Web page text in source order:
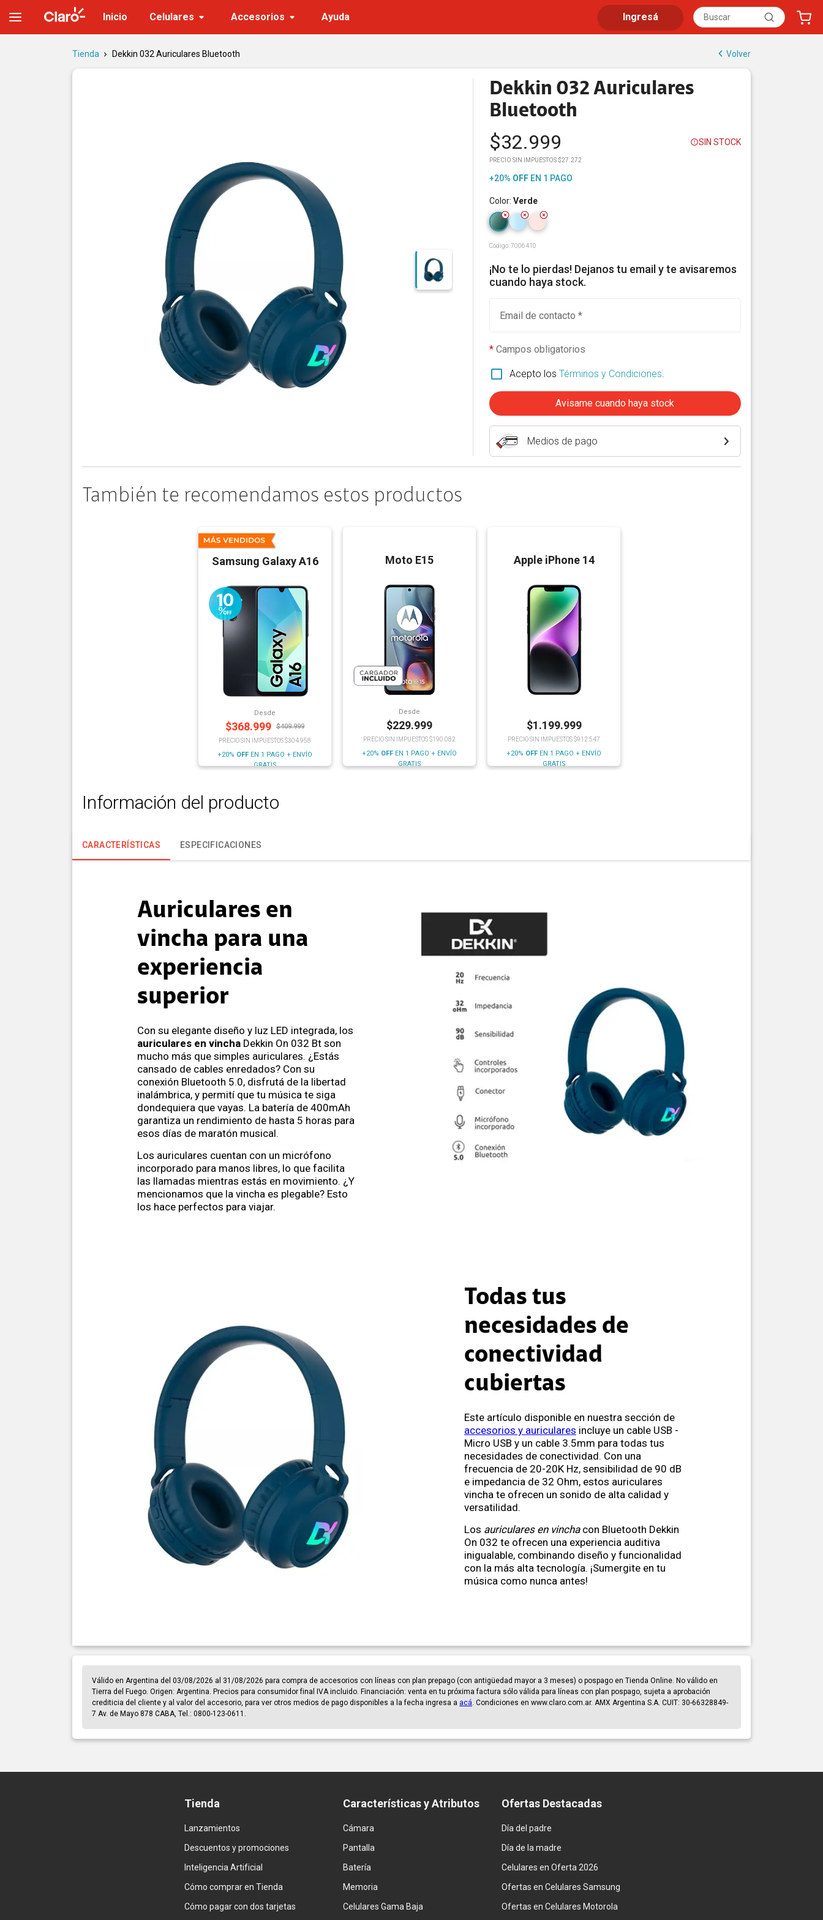
Inicio Celulares Accesorios Ayuda Ingresá
Tienda Dekkin 032 Auriculares Bluetooth Volver
Dekkin 032 Auriculares
Bluetooth
$32.999 SIN STOCK
PRECIO SIN IMPUESTOS $27.272
+20% OFFEN 1 PAGO
Color: Verde
Código:7006410
¡No te lo pierdas! Dejanos tu email y te avisaremos
cuando haya stock.
Email de contacto *
* Campos obligatorios
Acepto los Términos y Condiciones.
Avisame cuando haya stock
Medios de pago
También te recomendamos estos productos
Samsung Galaxy A16
Desde
$368.999 $409.999
PRECIO SIN IMPUESTOS $304.958
+20% OFF EN 1 PAGO + ENVÍO
GRATIS
Moto E15
Desde
$229.999
PRECIO SIN IMPUESTOS $190.082
+20% OFF EN 1 PAGO + ENVÍO
GRATIS
Apple iPhone 14
$1.199.999
PRECIO SIN IMPUESTOS $912.547
+20% OFF EN 1 PAGO + ENVÍO
GRATIS
Información del producto
CARACTERÍSTICAS ESPECIFICACIONES
Auriculares en
vincha para una
experiencia
superior
Con su elegante diseño y luz LED integrada, los
auriculares en vincha Dekkin On 032 Bt son
mucho más que simples auriculares. ¿Estás
cansado de cables enredados? Con su
conexión Bluetooth 5.0, disfrutá de la libertad
inalámbrica, y permití que tu música te siga
dondequiera que vayas. La batería de 400mAh
garantiza un rendimiento de hasta 5 horas para
esos días de maratón musical.
Los auriculares cuentan con un micrófono
incorporado para manos libres, lo que facilita
las llamadas mientras estás en movimiento. ¿Y
mencionamos que la vincha es plegable? Esto
los hace perfectos para viajar.
Todas tus
necesidades de
conectividad
cubiertas
Este artículo disponible en nuestra sección de
accesorios y auriculares incluye un cable USB -
Micro USB y un cable 3.5mm para todas tus
necesidades de conectividad. Con una
frecuencia de 20-20K Hz, sensibilidad de 90 dB
e impedancia de 32 Ohm, estos auriculares
vincha te ofrecen un sonido de alta calidad y
versatilidad.
Los auriculares en vinchacon Bluetooth Dekkin
On 032 te ofrecen una experiencia auditiva
inigualable, combinando diseño y funcionalidad
con la más alta tecnología. ¡Sumergite en tu
música como nunca antes!
Válido en Argentina del 03/08/2026 al 31/08/2026 para compra de accesorios con líneas con plan prepago (con antigüedad mayor a 3 meses) o pospago en Tienda Online. No válido en
Tierra del Fuego. Origen: Argentina. Precios para consumidor final IVA incluido. Financiación: venta en tu próxima factura sólo válida para líneas con plan pospago, sujeta a aprobación
crediticia del cliente y al valor del accesorio, para ver otros medios de pago disponibles a la fecha ingresa a acá . Condiciones en www.claro.com.ar. AMX Argentina S.A. CUIT: 30-66328849-
7 Av. de Mayo 878 CABA, Tel.: 0800-123-0611.
Tienda
Lanzamientos
Descuentos y promociones
Inteligencia Artificial
Cómo comprar en Tienda
Cómo pagar con dos tarjetas
Características y Atributos
Cámara
Pantalla
Batería
Memoria
Celulares Gama Baja
Ofertas Destacadas
Día del padre
Día de la madre
Celulares en Oferta 2026
Ofertas en Celulares Samsung
Ofertas en Celulares Motorola
Dekkin 032 Auriculares Bluetooth | Tienda Claro